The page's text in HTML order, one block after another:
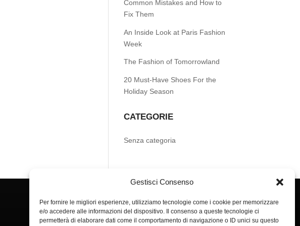
Gestisci Consenso
Per fornire le migliori esperienze, utilizziamo tecnologie come i cookie per memorizzare
e/o accedere alle informazioni del dispositivo. Il consenso a queste tecnologie ci
permetterà di elaborare dati come il comportamento di navigazione o ID unici su questo
Common Mistakes and How to
Fix Them
An Inside Look at Paris Fashion
Week
The Fashion of Tomorrowland
20 Must-Have Shoes For the
Holiday Season
CATEGORIE
Senza categoria